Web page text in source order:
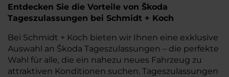
Entdecken Sie die Vorteile von Škoda
Tageszulassungen bei Schmidt + Koch
Bei Schmidt + Koch bieten wir Ihnen eine exklusive
Auswahl an Škoda Tageszulassungen – die perfekte
Wahl für alle, die ein nahezu neues Fahrzeug zu
attraktiven Konditionen suchen. Tageszulassungen